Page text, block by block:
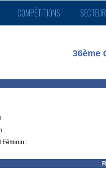
COMPÉTITIONS
36ème
:
:
Féminin :